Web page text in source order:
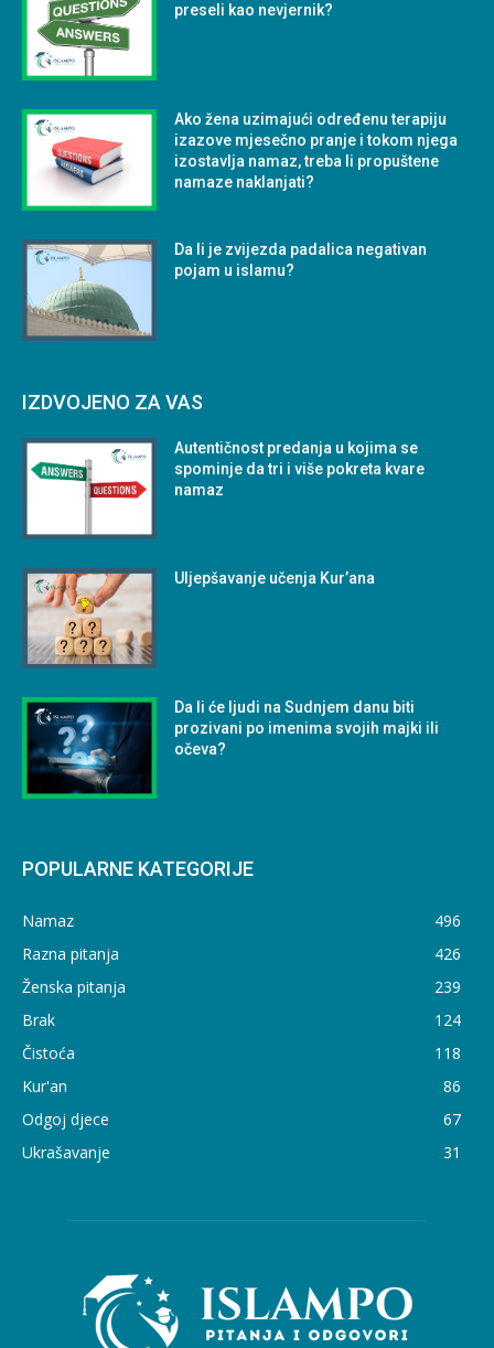
preseli kao nevjernik?
Ako žena uzimajući određenu terapiju
izazove mjesečno pranje i tokom njega
izostavlja namaz, treba li propuštene
namaze naklanjati?
Da li je zvijezda padalica negativan
pojam u islamu?
IZDVOJENO ZA VAS
Autentičnost predanja u kojima se
spominje da tri i više pokreta kvare
namaz
Uljepšavanje učenja Kur’ana
Da li će ljudi na Sudnjem danu biti
prozivani po imenima svojih majki ili
očeva?
POPULARNE KATEGORIJE
Namaz
496
Razna pitanja
426
Ženska pitanja
239
Brak
124
Čistoća
118
Kur'an
86
Odgoj djece
67
Ukrašavanje
31